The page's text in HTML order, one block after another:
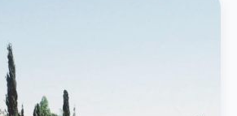
בריכה חיצונית גדולה